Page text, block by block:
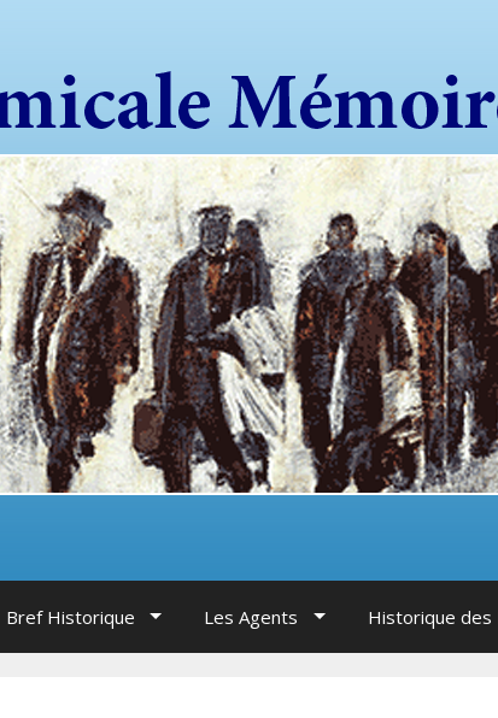
Bref Historique Les Agents Historique des